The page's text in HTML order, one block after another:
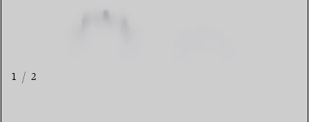
1 / 2